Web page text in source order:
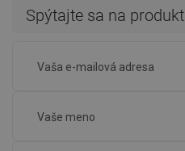
Spýtajte sa na produkt